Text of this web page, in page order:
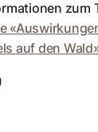
zum
auf den